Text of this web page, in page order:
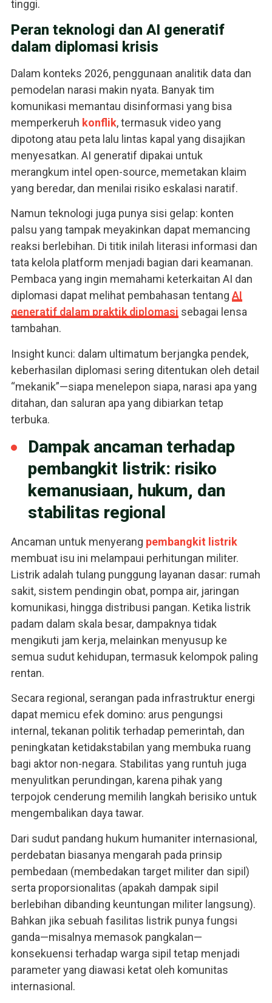
tinggi.
Peran teknologi dan AI generatif
dalam diplomasi krisis
Dalam konteks 2026, penggunaan analitik data dan
pemodelan narasi makin nyata. Banyak tim
komunikasi memantau disinformasi yang bisa
memperkeruh konflik, termasuk video yang
dipotong atau peta lalu lintas kapal yang disajikan
menyesatkan. AI generatif dipakai untuk
merangkum intel open-source, memetakan klaim
yang beredar, dan menilai risiko eskalasi naratif.
Namun teknologi juga punya sisi gelap: konten
palsu yang tampak meyakinkan dapat memancing
reaksi berlebihan. Di titik inilah literasi informasi dan
tata kelola platform menjadi bagian dari keamanan.
Pembaca yang ingin memahami keterkaitan AI dan
diplomasi dapat melihat pembahasan tentang AI
generatif dalam praktik diplomasi sebagai lensa
tambahan.
Insight kunci: dalam ultimatum berjangka pendek,
keberhasilan diplomasi sering ditentukan oleh detail
“mekanik”—siapa menelepon siapa, narasi apa yang
ditahan, dan saluran apa yang dibiarkan tetap
terbuka.
Dampak ancaman terhadap
pembangkit listrik: risiko
kemanusiaan, hukum, dan
stabilitas regional
Ancaman untuk menyerang pembangkit listrik
membuat isu ini melampaui perhitungan militer.
Listrik adalah tulang punggung layanan dasar: rumah
sakit, sistem pendingin obat, pompa air, jaringan
komunikasi, hingga distribusi pangan. Ketika listrik
padam dalam skala besar, dampaknya tidak
mengikuti jam kerja, melainkan menyusup ke
semua sudut kehidupan, termasuk kelompok paling
rentan.
Secara regional, serangan pada infrastruktur energi
dapat memicu efek domino: arus pengungsi
internal, tekanan politik terhadap pemerintah, dan
peningkatan ketidakstabilan yang membuka ruang
bagi aktor non-negara. Stabilitas yang runtuh juga
menyulitkan perundingan, karena pihak yang
terpojok cenderung memilih langkah berisiko untuk
mengembalikan daya tawar.
Dari sudut pandang hukum humaniter internasional,
perdebatan biasanya mengarah pada prinsip
pembedaan (membedakan target militer dan sipil)
serta proporsionalitas (apakah dampak sipil
berlebihan dibanding keuntungan militer langsung).
Bahkan jika sebuah fasilitas listrik punya fungsi
ganda—misalnya memasok pangkalan—
konsekuensi terhadap warga sipil tetap menjadi
parameter yang diawasi ketat oleh komunitas
internasional.